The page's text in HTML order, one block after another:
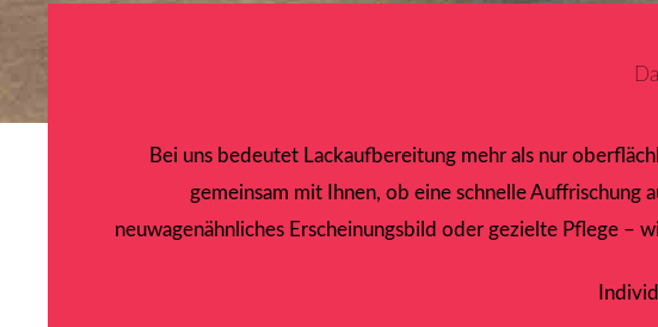
Bei uns bedeutet Lackaufbereitung mehr als nur
gemeinsam mit Ihnen, ob eine schnelle
neuwagenähnliches Erscheinungsbild oder gezielte Pflege –